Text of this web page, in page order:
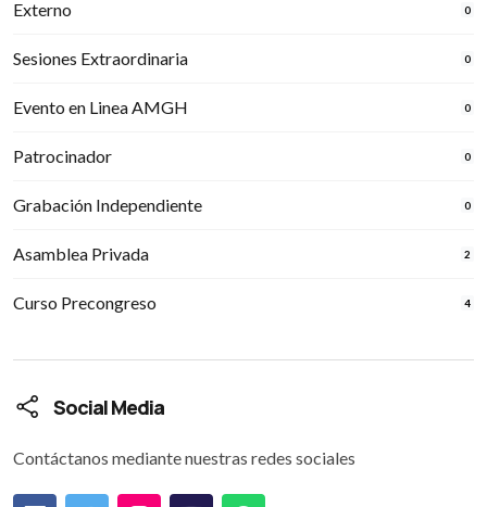
Externo 0
Sesiones Extraordinaria 0
Evento en Linea AMGH 0
Patrocinador 0
Grabación Independiente 0
Asamblea Privada 2
Curso Precongreso 4
Social Media
Contáctanos mediante nuestras redes sociales